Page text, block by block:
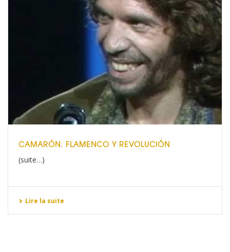
CAMARÓN. FLAMENCO Y REVOLUCIÓN
(suite…)
Lire la suite